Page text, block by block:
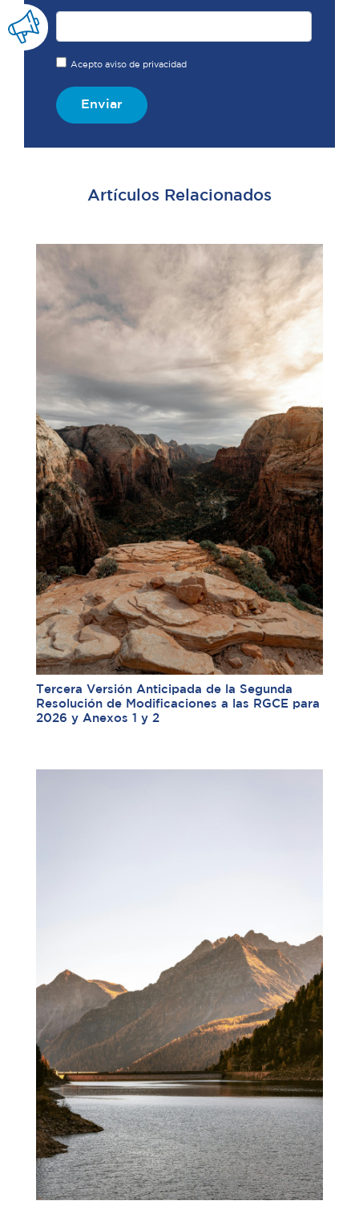
Acepto aviso de privacidad
Enviar
Artículos Relacionados
Tercera Versión Anticipada de la Segunda
Resolución de Modificaciones a las RGCE para
2026 y Anexos 1 y 2